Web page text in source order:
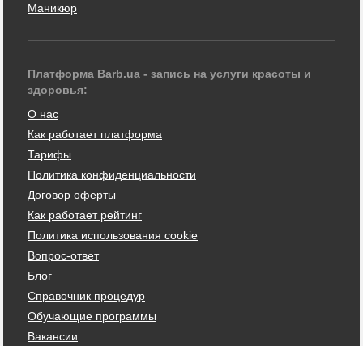
Маникюр
Платформа Barb.ua - запись на услуги красоты и
здоровья:
О нас
Как работает платформа
Тарифы
Политика конфиденциальности
Договор оферты
Как работает рейтинг
Политика использования cookie
Вопрос-ответ
Блог
Справочник процедур
Обучающие программы
Вакансии